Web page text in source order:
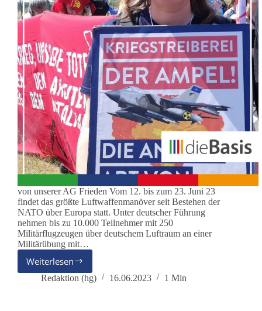
von unserer AG Frieden Vom 12. bis zum 23. Juni 23
findet das größte Luftwaffenmanöver seit Bestehen der
NATO über Europa statt. Unter deutscher Führung
nehmen bis zu 10.000 Teilnehmer mit 250
Militärflugzeugen über deutschem Luftraum an einer
Militärübung mit…
Weiterlesen
dieBasis-
Mitglieder
Redaktion (hg) 16.06.2023 1 Min